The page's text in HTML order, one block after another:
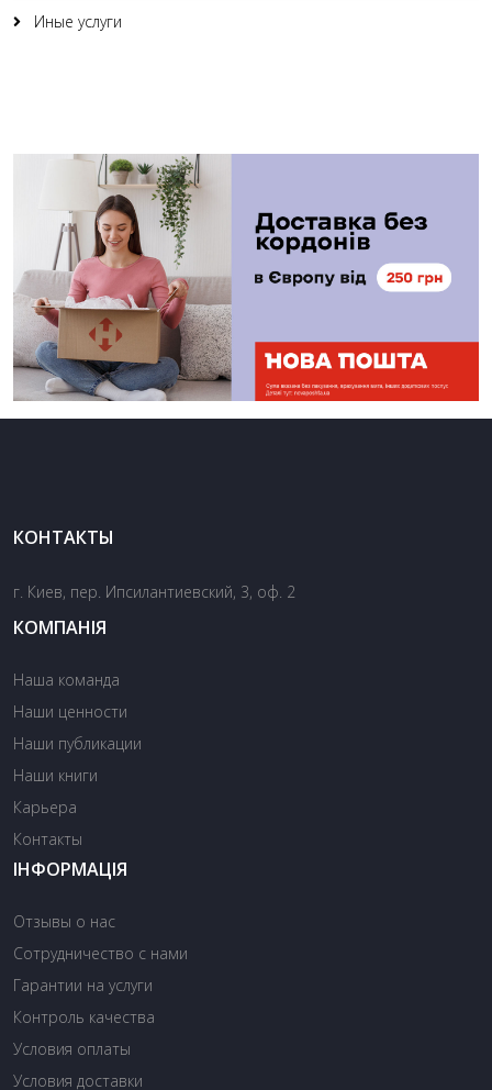
Иные услуги
КОНТАКТЫ
г. Киев, пер. Ипсилантиевский, 3, оф. 2
КОМПАНІЯ
Наша команда
Наши ценности
Наши публикации
Наши книги
Карьера
Контакты
ІНФОРМАЦІЯ
Отзывы о нас
Сотрудничество с нами
Гарантии на услуги
Контроль качества
Условия оплаты
Условия доставки